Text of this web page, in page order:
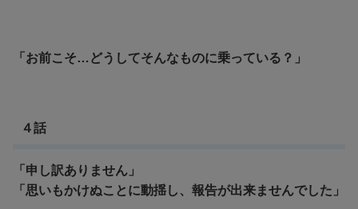
「お前こそ…どうしてそんなものに乗っている？」
４話
「申し訳ありません」
「思いもかけぬことに動揺し、報告が出来ませんでした」